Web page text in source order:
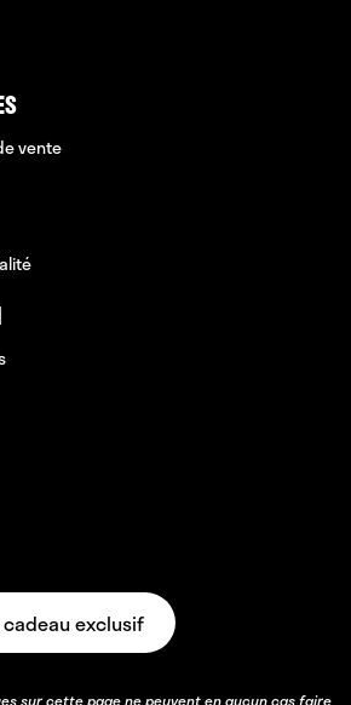
vente
exclusif
sur cette page ne peuvent en aucun cas faire